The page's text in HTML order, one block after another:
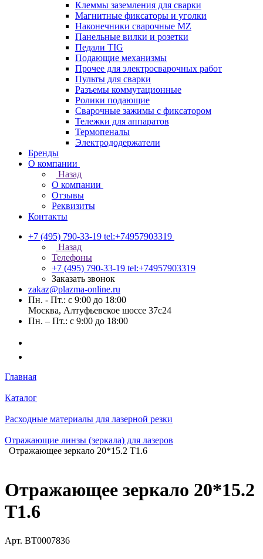
Клеммы заземления для сварки
Магнитные фиксаторы и уголки
Наконечники сварочные MZ
Панельные вилки и розетки
Педали TIG
Подающие механизмы
Прочее для электросварочных работ
Пульты для сварки
Разъемы коммутационные
Ролики подающие
Сварочные зажимы с фиксатором
Тележки для аппаратов
Термопеналы
Электрододержатели
Бренды
О компании
Назад
О компании
Отзывы
Реквизиты
Контакты
+7 (495) 790-33-19 tel:+74957903319
Назад
Телефоны
+7 (495) 790-33-19 tel:+74957903319
Заказать звонок
zakaz@plazma-online.ru
Пн. - Пт.: с 9:00 до 18:00
Москва, Алтуфьевское шоссе 37с24
Пн. – Пт.: с 9:00 до 18:00
Главная
Каталог
Расходные материалы для лазерной резки
Отражающие линзы (зеркала) для лазеров
Отражающее зеркало 20*15.2 Т1.6
Отражающее зеркало 20*15.2
Т1.6
Арт. BT0007836